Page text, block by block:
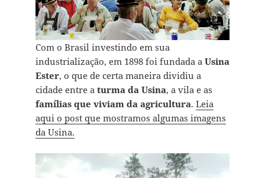
Com o Brasil investindo em sua
industrialização, em 1898 foi fundada a Usina
Ester, o que de certa maneira dividiu a
cidade entre a turma da Usina, a vila e as
famílias que viviam da agricultura. Leia
aqui o post que mostramos algumas imagens
da Usina.